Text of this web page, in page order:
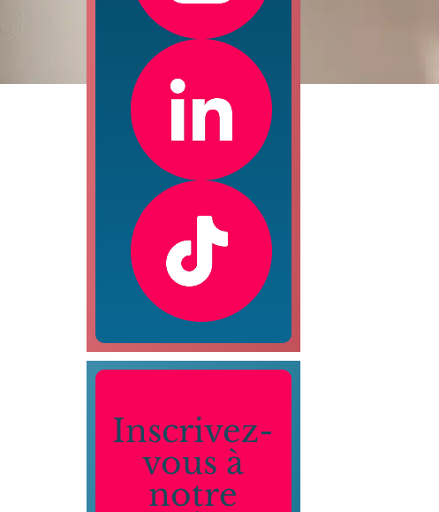
Inscrivez-
vous à
notre